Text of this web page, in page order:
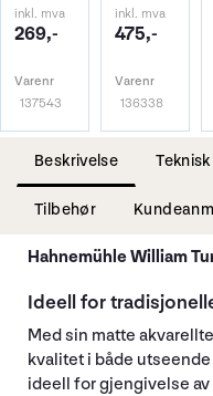
inkl. mva
269,-
Varenr
137543
inkl. mva
475,-
Varenr
136338
Beskrivelse
Tilbehør
Hahnemühle William
Ideell for
Med sin matte
kvalitet i både
ideell for gjengivelse